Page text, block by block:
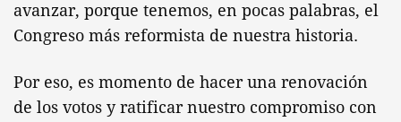
avanzar, porque tenemos, en pocas palabras, el
Congreso más reformista de nuestra historia.
Por eso, es momento de hacer una renovación
de los votos y ratificar nuestro compromiso con